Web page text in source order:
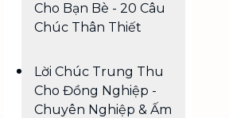
Cho Bạn Bè - 20 Câu
Chúc Thân Thiết
Lời Chúc Trung Thu
Cho Đồng Nghiệp -
Chuyên Nghiệp & Ấm